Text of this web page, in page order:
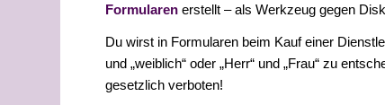
Formularen erstellt – als Werkzeug gegen
Du wirst in Formularen beim Kauf einer
und „weiblich“ oder „Herr“ und „Frau“ zu
gesetzlich verboten!